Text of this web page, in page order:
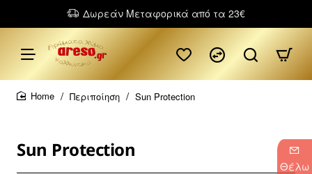
Θέλω
Δωρεάν Μεταφορικά από τα 23€
Περιποίηση Sun Protection
Sun Protection